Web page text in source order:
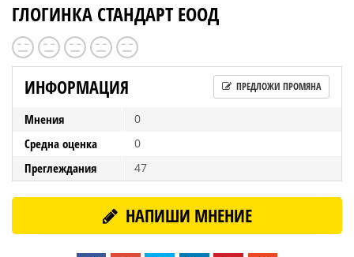
ГЛОГИНКА СТАНДАРТ ЕООД
ИНФОРМАЦИЯ ПРЕДЛОЖИ ПРОМЯНА
Мнения 0
Средна оценка 0
Преглеждания 47
НАПИШИ МНЕНИЕ